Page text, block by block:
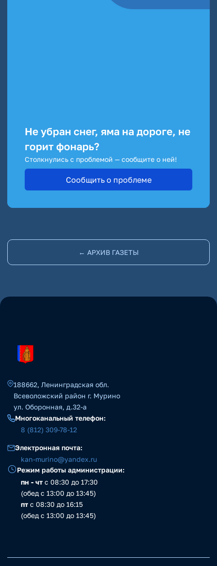
Не убран снег, яма на дороге, не
горит фонарь?
Столкнулись с проблемой — сообщите о ней!
Сообщить о проблеме
← АРХИВ ГАЗЕТЫ
188662, Ленинградская обл.
Всеволожский район г. Мурино
ул. Оборонная, д.32-а
Многоканальный телефон:
8 (812) 309-78-12
Электронная почта:
kan-murino@yandex.ru
Режим работы администрации:
пн - чт с 08:30 до 17:30
(обед с 13:00 до 13:45)
пт с 08:30 до 16:15
(обед с 13:00 до 13:45)